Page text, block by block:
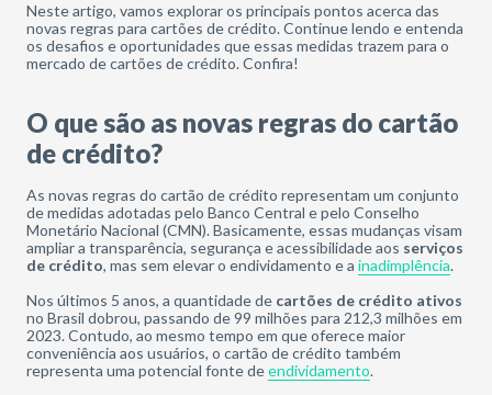
Neste artigo, vamos explorar os principais pontos acerca das
novas regras para cartões de crédito. Continue lendo e entenda
os desafios e oportunidades que essas medidas trazem para o
mercado de cartões de crédito. Confira!
O que são as novas regras do cartão
de crédito?
As novas regras do cartão de crédito representam um conjunto
de medidas adotadas pelo Banco Central e pelo Conselho
Monetário Nacional (CMN). Basicamente, essas mudanças visam
ampliar a transparência, segurança e acessibilidade aos serviços
de crédito, mas sem elevar o endividamento e a inadimplência.
Nos últimos 5 anos, a quantidade de cartões de crédito ativos
no Brasil dobrou, passando de 99 milhões para 212,3 milhões em
2023. Contudo, ao mesmo tempo em que oferece maior
conveniência aos usuários, o cartão de crédito também
representa uma potencial fonte deendividamento.